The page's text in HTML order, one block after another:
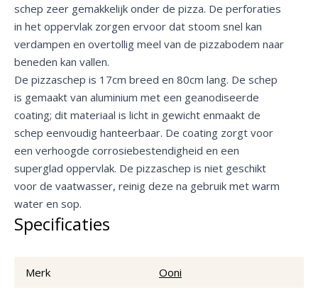
schep zeer gemakkelijk onder de pizza. De perforaties
in het oppervlak zorgen ervoor dat stoom snel kan
verdampen en overtollig meel van de pizzabodem naar
beneden kan vallen.
De pizzaschep is 17cm breed en 80cm lang. De schep
is gemaakt van aluminium met een geanodiseerde
coating; dit materiaal is licht in gewicht enmaakt de
schep eenvoudig hanteerbaar. De coating zorgt voor
een verhoogde corrosiebestendigheid en een
superglad oppervlak. De pizzaschep is niet geschikt
voor de vaatwasser, reinig deze na gebruik met warm
water en sop.
Specificaties
Merk Ooni